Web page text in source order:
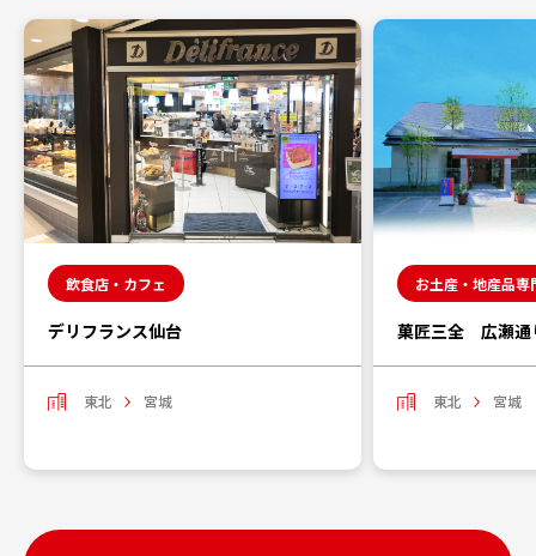
飲食店・カフェ
デリフランス仙台
東北 宮城
お土産・地産品専
菓匠三全 広瀬通
東北 宮城